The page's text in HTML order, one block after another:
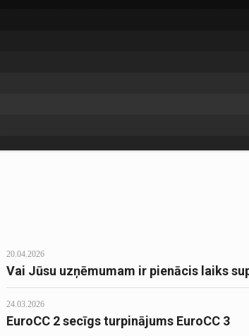
20.04.2026
Vai Jūsu uzņēmumam ir pienācis laiks
24.03.2026
EuroCC 2 secīgs turpinājums EuroCC 3